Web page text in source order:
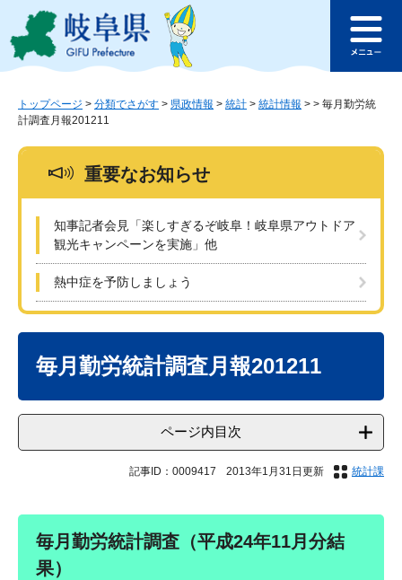
ジ
ュ
このページの本文へ
ュ
トップページ > 分類でさがす > 県政情報 > 統計 > 統計情報 > > 毎月勤労統
計調査月報201211
重要なお知らせ
知事記者会見「楽しすぎるぞ岐阜！岐阜県アウトドア
観光キャンペーンを実施」他
熱中症を予防しましょう
毎月勤労統計調査月報201211
ページ内目次
記事ID：0009417 2013年1月31日更新 統計課
毎月勤労統計調査（平成24年11月分結
果）